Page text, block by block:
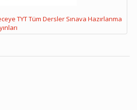
TYT Tüm Dersler Sınava Hazırlanma